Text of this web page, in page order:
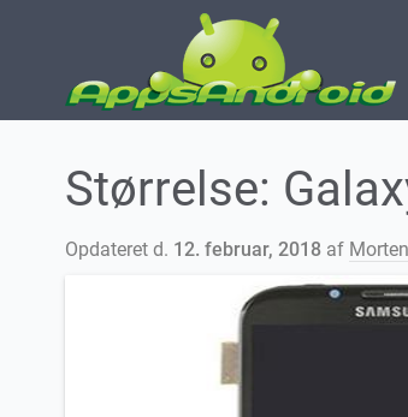
Størrelse:
Opdateret d. 12. februar, 2018af